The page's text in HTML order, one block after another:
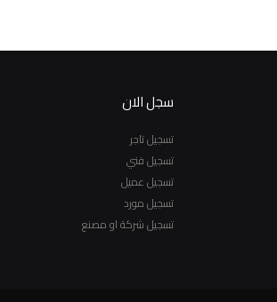
سجل الان
تسجيل تاجر
تسجيل فني
تسجيل عميل
تسجيل مورد
تسجيل شركة او مصنع